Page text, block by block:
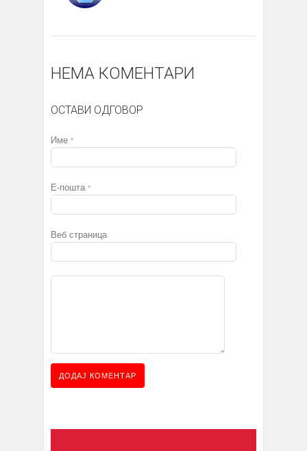
НЕМА КОМЕНТАРИ
ОСТАВИ ОДГОВОР
Име *
Е-пошта *
Веб страница